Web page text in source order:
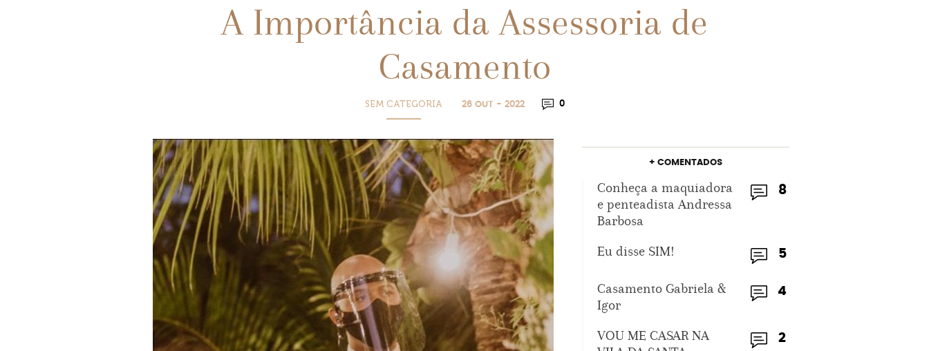
A Importância da Assessoria de
Casamento
SEM CATEGORIA 26 OUT - 2022 0
+ COMENTADOS
8
Conheça a maquiadora
e penteadista Andressa
Barbosa
5
Eu disse SIM!
4
Casamento Gabriela &
Igor
2
VOU ME CASAR NA